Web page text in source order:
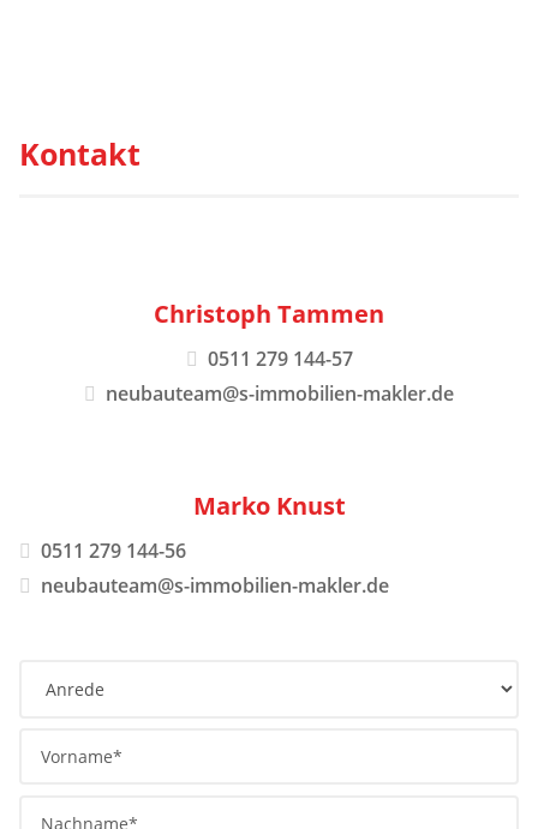
Kontakt
Christoph Tammen
0511 279 144-57
neubauteam@s-immobilien-makler.de
Marko Knust
0511 279 144-56
neubauteam@s-immobilien-makler.de